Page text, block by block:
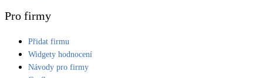
Pro firmy
Přidat firmu
Widgety hodnocení
Návody pro firmy